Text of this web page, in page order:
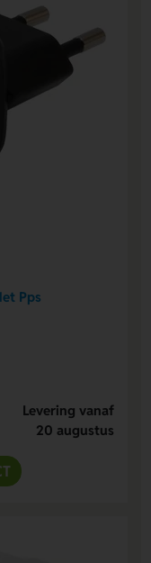
Pps
Levering vanaf
20 augustus